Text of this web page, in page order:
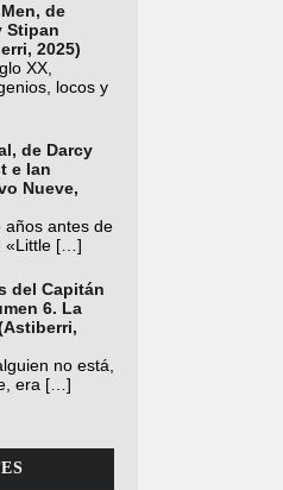
de
Stipan
2025)
XX,
locos y
de Darcy
e Ian
Nueve,
años antes de
«Little […]
del Capitán
6. La
no está,
era […]